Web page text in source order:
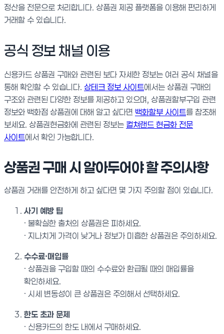
정산을 전문으로 처리합니다. 상품권 제공 플랫폼을 이용해 편리하게
거래할 수 있습니다.
공식 정보 채널 이용
신용카드 상품권 구매와 관련된 보다 자세한 정보는 여러 공식 채널을
통해 확인할 수 있습니다. 상테크 정보 사이트에서는 상품권 구매의
구조와 관련된 다양한 정보를 제공하고 있으며, 상품권할부구입 관련
정보와 백화점 상품권에 대해 알고 싶다면 백화할부 사이트를 참조해
보세요. 상품권현금화에 관련된 정보는 컬쳐랜드 현금화 전문
사이트에서 확인 가능합니다.
상품권 구매 시 알아두어야 할 주의사항
상품권 거래를 안전하게 하고 싶다면 몇 가지 주의할 점이 있습니다.
사기 예방 팁
· 불확실한 출처의 상품권은 피하세요.
· 지나치게 가격이 낮거나 정보가 미흡한 상품권은 주의하세요.
수수료·매입률
· 상품권을 구입할 때의 수수료와 환급될 때의 매입률을
확인하세요.
· 시세 변동성이 큰 상품권은 주의해서 선택하세요.
한도 초과 문제
· 신용카드의 한도 내에서 구매하세요.